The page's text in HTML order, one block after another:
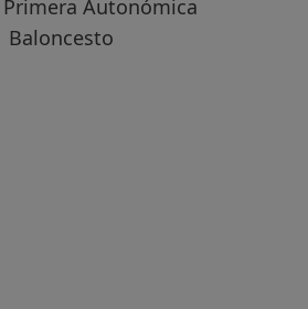
Primera Autonómica
Baloncesto